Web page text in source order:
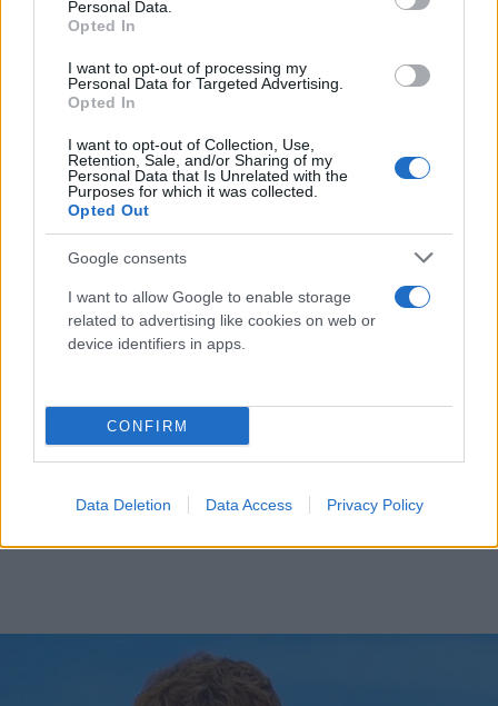
Personal Data.
Opted In
I want to opt-out of processing my
Personal Data for Targeted Advertising.
Opted In
I want to opt-out of Collection, Use,
Retention, Sale, and/or Sharing of my
Personal Data that Is Unrelated with the
Purposes for which it was collected.
Opted Out
Google consents
I want to allow Google to enable storage
related to advertising like cookies on web or
device identifiers in apps.
CONFIRM
Data Deletion Data Access Privacy Policy
Breitbart: «Ο Τραμπ θα μείνει στην Ιστορία
αν συμβάλλει στην επιστροφή των
Γλυπτών του Παρθενώνα»